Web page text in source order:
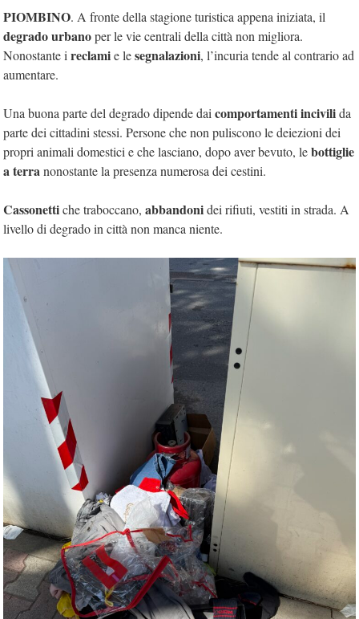
PIOMBINO. A fronte della stagione turistica appena iniziata, il
degrado urbanoper le vie centrali della città non migliora.
Nonostante ireclamie lesegnalazioni, l’incuria tende al contrario ad
aumentare.
Una buona parte del degrado dipende daicomportamenti incivilida
parte dei cittadini stessi. Persone che non puliscono le deiezioni dei
propri animali domestici e che lasciano, dopo aver bevuto, lebottiglie
a terranonostante la presenza numerosa dei cestini.
Cassonettiche traboccano, abbandonidei rifiuti, vestiti in strada. A
livello di degrado in città non manca niente.